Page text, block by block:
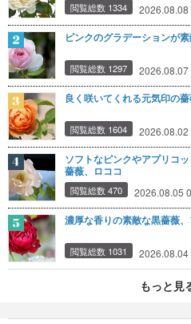
閲覧総数 1334 2026.08.08
ピンクのグラデーションが
閲覧総数 1297 2026.08.07
良く咲いてくれる元気印の
閲覧総数 1604 2026.08.02
ソフトなピンクやアプリコ
薔薇、ロココ
閲覧総数 470 2026.08.05
濃厚な香りの素敵な黒薔薇
閲覧総数 1031 2026.08.04
もっと見